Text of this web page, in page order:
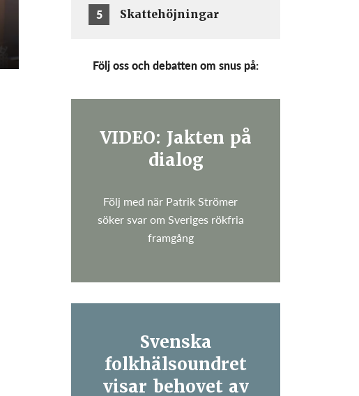
5 Skattehöjningar
Följ oss och debatten om snus på:
VIDEO: Jakten på
dialog
Följ med när Patrik Strömer
söker svar om Sveriges rökfria
framgång
Svenska
folkhälsoundret
visar behovet av